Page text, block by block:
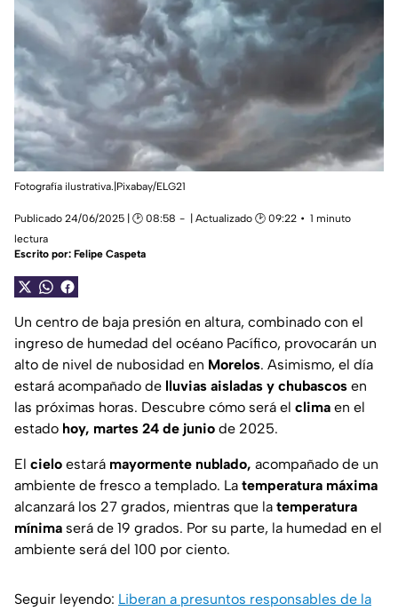
Fotografía ilustrativa.|Pixabay/ELG21
Publicado 24/06/2025 | 🕑 08:58 | Actualizado 🕑 09:22
1 minuto
lectura
Escrito por: Felipe Caspeta
Un centro de baja presión en altura, combinado con el
ingreso de humedad del océano Pacífico, provocarán un
alto de nivel de nubosidad en Morelos. Asimismo, el día
estará acompañado de lluvias aisladas y chubascos en
las próximas horas. Descubre cómo será el clima en el
estado hoy, martes 24 de junio de 2025.
El cielo estará mayormente nublado, acompañado de un
ambiente de fresco a templado. La temperatura máxima
alcanzará los 27 grados, mientras que la temperatura
mínima será de 19 grados. Por su parte, la humedad en el
ambiente será del 100 por ciento.
Seguir leyendo: Liberan a presuntos responsables de la